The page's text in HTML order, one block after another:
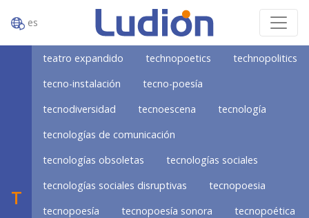
es
T
teatro expandido technopoetics
technopolitics
tecno-instalación
tecno-poesía
tecnodiversidad
tecnoescena
tecnología
tecnologías de comunicación
tecnologías obsoletas
tecnologías sociales
tecnologías sociales disruptivas
tecnopoesia
tecnopoesía
tecnopoesía sonora
tecnopoética